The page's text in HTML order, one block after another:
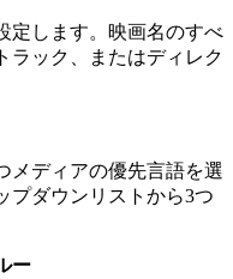
定します。映画名のすべ
ラック、またはディレク
メディアの優先言語を選
プダウンリストから3つ
ー